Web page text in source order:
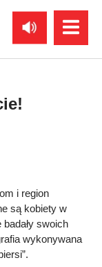
i region
są kobiety w
swoich
wykonywana